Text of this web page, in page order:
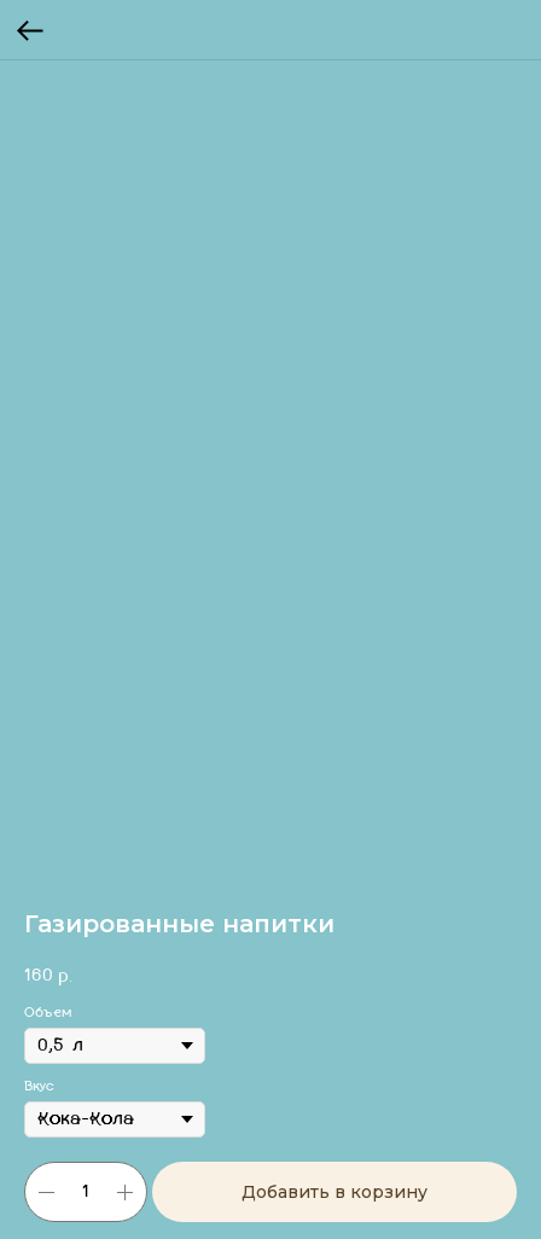
Газированные напитки
160 р.
Объем
Вкус
Добавить в корзину